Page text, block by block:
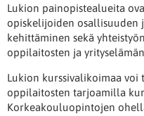
Lukion painopistealueita
opiskelijoiden
kehittäminen sekä
oppilaitosten ja
Lukion kurssivalikoimaa voi
oppilaitosten tarjoamilla
Korkeakouluopintojen